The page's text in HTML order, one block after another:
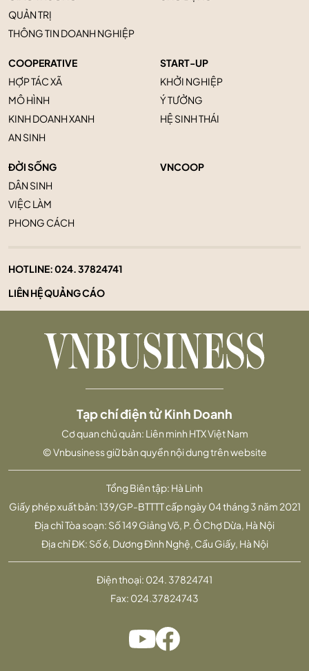
QUẢN TRỊ
THÔNG TIN DOANH NGHIỆP
COOPERATIVE
HỢP TÁC XÃ
MÔ HÌNH
KINH DOANH XANH
AN SINH
START-UP
KHỞI NGHIỆP
Ý TƯỞNG
HỆ SINH THÁI
ĐỜI SỐNG
DÂN SINH
VIỆC LÀM
PHONG CÁCH
VNCOOP
HOTLINE:024. 37824741
LIÊN HỆ QUẢNG CÁO
Tổng Biên tập: Hà Linh
Giấy phép xuất bản: 139/GP-BTTTT cấp ngày 04 tháng 3 năm 2021
Địa chỉ Tòa soạn: Số 149 Giảng Võ, P. Ô Chợ Dừa, Hà Nội
Địa chỉ ĐK: Số 6, Dương Đình Nghệ, Cầu Giấy, Hà Nội
Tạp chí điện tử Kinh Doanh
Cơ quan chủ quản: Liên minh HTX Việt Nam
© Vnbusiness giữ bản quyền nội dung trên website
Điện thoại: 024. 37824741
Fax: 024.37824743